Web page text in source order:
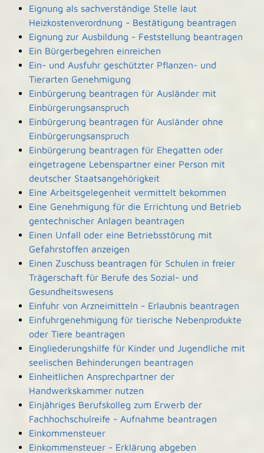
Eignung als sachverständige Stelle laut
Heizkostenverordnung - Bestätigung beantragen
Eignung zur Ausbildung - Feststellung beantragen
Ein Bürgerbegehren einreichen
Ein- und Ausfuhr geschützter Pflanzen- und
Tierarten Genehmigung
Einbürgerung beantragen für Ausländer mit
Einbürgerungsanspruch
Einbürgerung beantragen für Ausländer ohne
Einbürgerungsanspruch
Einbürgerung beantragen für Ehegatten oder
eingetragene Lebenspartner einer Person mit
deutscher Staatsangehörigkeit
Eine Arbeitsgelegenheit vermittelt bekommen
Eine Genehmigung für die Errichtung und Betrieb
gentechnischer Anlagen beantragen
Einen Unfall oder eine Betriebsstörung mit
Gefahrstoffen anzeigen
Einen Zuschuss beantragen für Schulen in freier
Trägerschaft für Berufe des Sozial- und
Gesundheitswesens
Einfuhr von Arzneimitteln - Erlaubnis beantragen
Einfuhrgenehmigung für tierische Nebenprodukte
oder Tiere beantragen
Eingliederungshilfe für Kinder und Jugendliche mit
seelischen Behinderungen beantragen
Einheitlichen Ansprechpartner der
Handwerkskammer nutzen
Einjähriges Berufskolleg zum Erwerb der
Fachhochschulreife - Aufnahme beantragen
Einkommensteuer
Einkommensteuer - Erklärung abgeben